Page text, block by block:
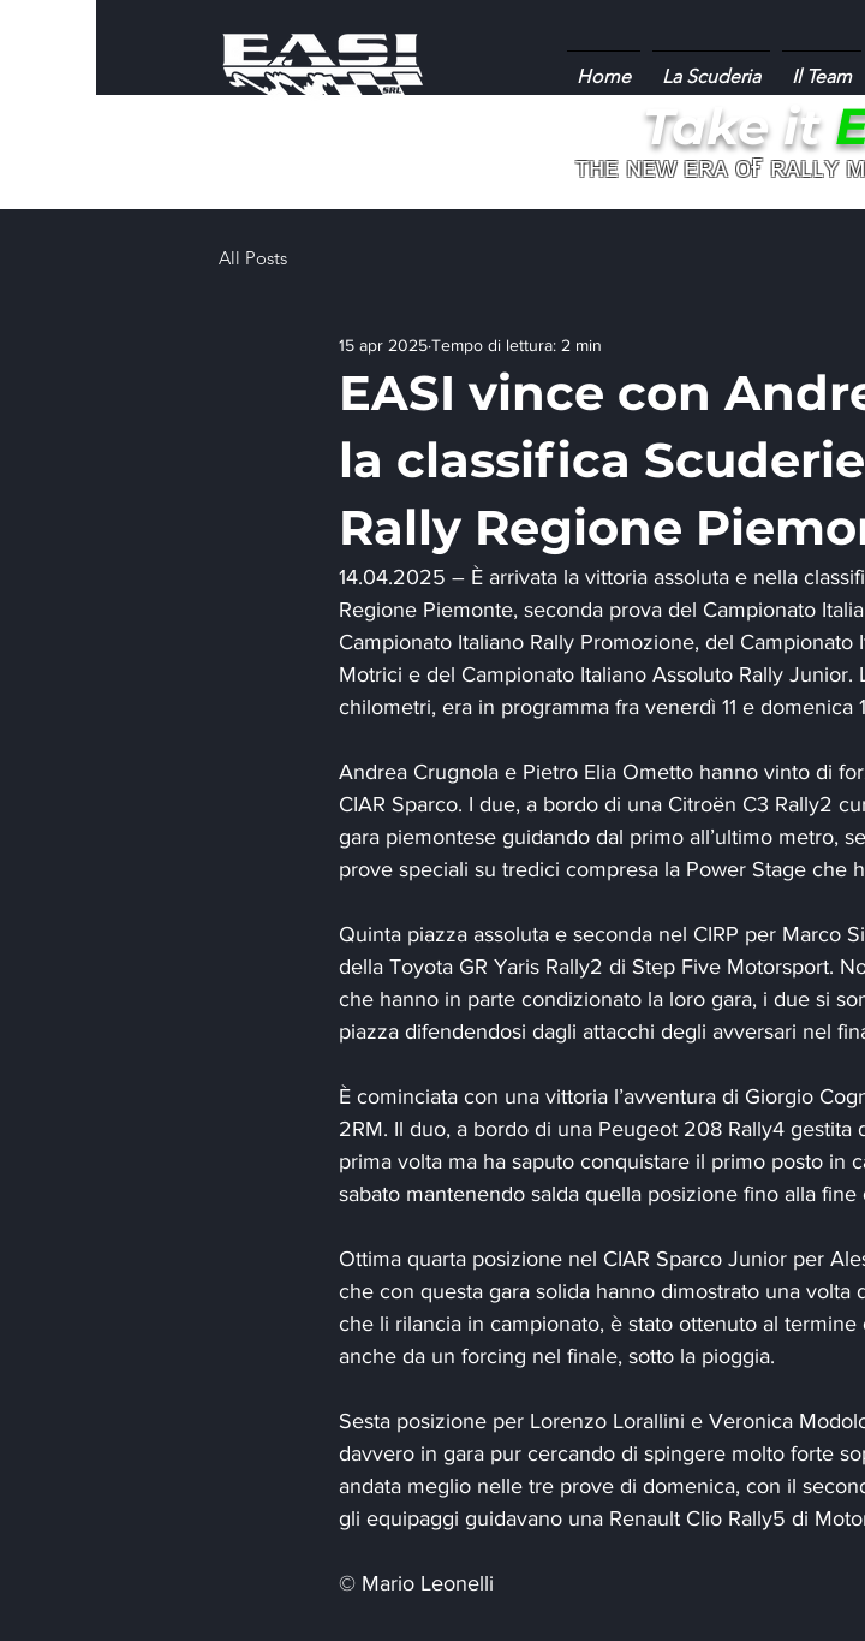
Home La Scuderia Il Team
Take it
ᴛʜᴇ ɴᴇᴡ ᴇʀᴀ ᴏғʀᴀʟʟʏ
All Posts
EASI vince con
la classifica Scuderie
Rally Regione
15 apr 2025Tempo di lettura: 2 min
14.04.2025 – È arrivata la vittoria assoluta e nella
Regione Piemonte, seconda prova del Campionato
Campionato Italiano Rally Promozione, del Campionato
Motrici e del Campionato Italiano Assoluto Rally Junior.
chilometri, era in programma fra venerdì 11 e domenica
Andrea Crugnola e Pietro Elia Ometto hanno vinto di
CIAR Sparco. I due, a bordo di una Citroën C3 Rally2
gara piemontese guidando dal primo all’ultimo metro,
prove speciali su tredici compresa la Power Stage che
Quinta piazza assoluta e seconda nel CIRP per Marco
della Toyota GR Yaris Rally2 di Step Five Motorsport.
che hanno in parte condizionato la loro gara, i due si
piazza difendendosi dagli attacchi degli avversari nel
È cominciata con una vittoria l’avventura di Giorgio
2RM. Il duo, a bordo di una Peugeot 208 Rally4 gestita
prima volta ma ha saputo conquistare il primo posto in
sabato mantenendo salda quella posizione fino alla fine
Ottima quarta posizione nel CIAR Sparco Junior per
che con questa gara solida hanno dimostrato una volta
che li rilancia in campionato, è stato ottenuto al
anche da un forcing nel finale, sotto la pioggia.
Sesta posizione per Lorenzo Lorallini e Veronica
davvero in gara pur cercando di spingere molto forte
andata meglio nelle tre prove di domenica, con il
gli equipaggi guidavano una Renault Clio Rally5 di
© Mario Leonelli